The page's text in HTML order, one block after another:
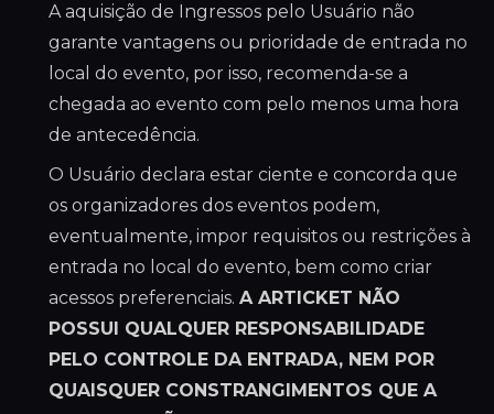
A aquisição de Ingressos pelo Usuário não
garante vantagens ou prioridade de entrada no
local do evento, por isso, recomenda-se a
chegada ao evento com pelo menos uma hora
de antecedência.
O Usuário declara estar ciente e concorda que
os organizadores dos eventos podem,
eventualmente, impor requisitos ou restrições à
entrada no local do evento, bem como criar
acessos preferenciais. A ARTICKET NÃO
POSSUI QUALQUER RESPONSABILIDADE
PELO CONTROLE DA ENTRADA, NEM POR
QUAISQUER CONSTRANGIMENTOS QUE A